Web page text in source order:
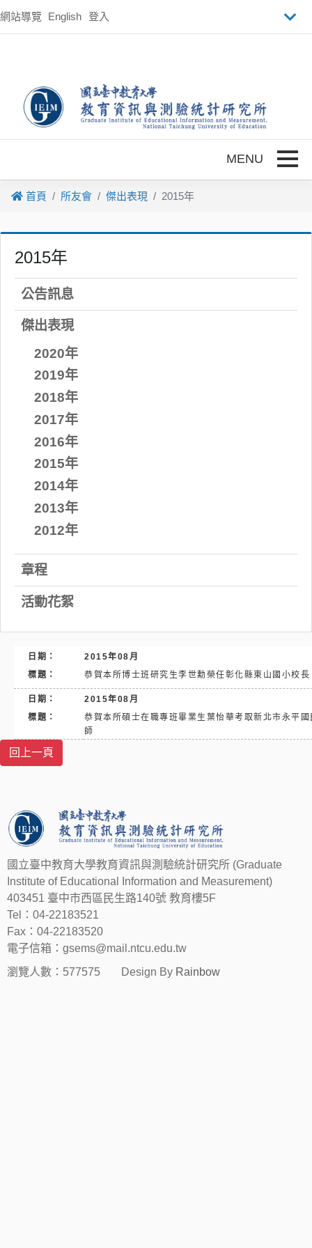
網站導覽 English 登入
首頁 所友會 傑出表現 2015年
2015年
公告訊息
傑出表現
2020年
2019年
2018年
2017年
2016年
2015年
2014年
2013年
2012年
章程
活動花絮
日期：
2015年08月
標題：
恭賀本所博士班研究生李世勳榮任彰化縣東山國小校長
日期：
2015年08月
標題：
恭賀本所碩士在職專班畢業生葉怡華考取新北市永平
師
國立臺中教育大學教育資訊與測驗統計研究所 (Graduate
Institute of Educational Information and Measurement)
403451 臺中市西區民生路140號 教育樓5F
Tel：04-22183521
Fax：04-22183520
電子信箱：gsems@mail.ntcu.edu.tw
瀏覽人數：577575
Design By Rainbow